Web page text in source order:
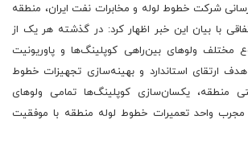
شرکت خطوط لوله و مخابرات نفت ایران، منطقه
با بیان این خبر اظهار کرد: در گذشته هر یک از
مختلف ولوهای بین‌راهی کوپلینگ‌ها و پاوریونیت
ارتقای استاندارد و بهینه‌سازی تجهیزات خطوط
منطقه، یکسان‌سازی کوپلینگ‌ها تمامی ولوهای
مجرب واحد تعمیرات خطوط لوله منطقه با موفقیت